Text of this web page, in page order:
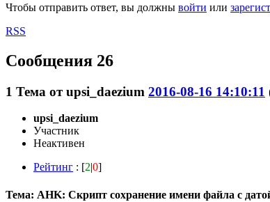
Чтобы отправить ответ, вы должны войти или
RSS
Сообщения 26
1 Тема отupsi_daezium 2016-08-16 14:10:11
upsi_daezium
Участник
Неактивен
Рейтинг : [2|0]
Тема: AHK: Скрипт сохранение имени файла с